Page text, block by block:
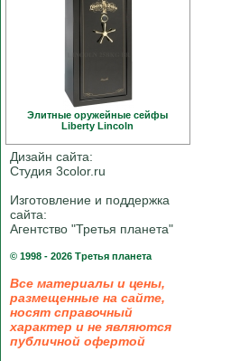
Элитные оружейные сейфы
Liberty Linсoln
Дизайн сайта:
Студия 3color.ru
Изготовление и поддержка
сайта:
Агентство "Третья планета"
© 1998 - 2026 Третья планета
Все материалы и цены,
размещенные на сайте,
носят справочный
характер и не являются
публичной офертой